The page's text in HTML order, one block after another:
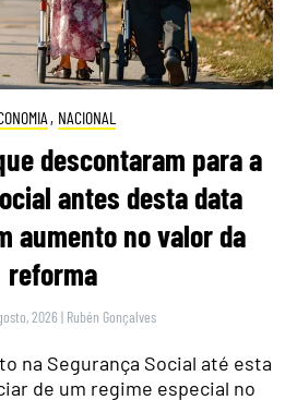
, NACIONAL
descontaram para a
antes desta data
aumento no valor da
reforma
2026 | Rubén Gonçalves
na Segurança Social até esta
de um regime especial no